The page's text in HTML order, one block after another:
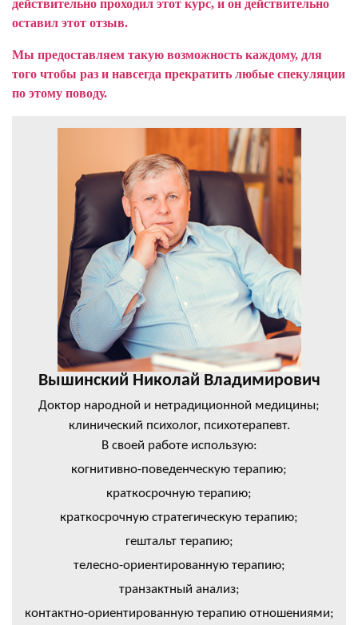
действительно проходил этот курс, и он действительно
оставил этот отзыв.
Мы предоставляем такую возможность каждому, для
того чтобы раз и навсегда прекратить любые спекуляции
по этому поводу.
Вышинский Николай Владимирович
Доктор народной и нетрадиционной медицины;
клинический психолог, психотерапевт.
В своей работе использую:
когнитивно-поведенческую терапию;
краткосрочную терапию;
краткосрочную стратегическую терапию;
гештальт терапию;
телесно-ориентированную терапию;
транзактный анализ;
контактно-ориентированную терапию отношениями;